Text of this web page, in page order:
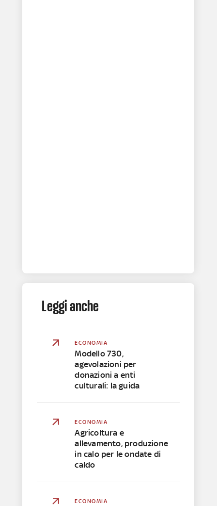
Leggi anche
ECONOMIA
Modello 730,
agevolazioni per
donazioni a enti
culturali: la guida
ECONOMIA
Agricoltura e
allevamento, produzione
in calo per le ondate di
caldo
ECONOMIA